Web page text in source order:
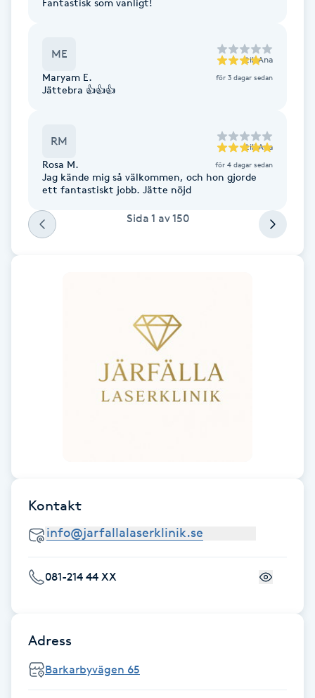
Katun fransar
Kemisk peeling
Klippning & Slingor
Klippning ungdom
Koppningsmassage
Kosmetisk tatuering
Kostrådgivning
ME till Ana
Maryam E. för 3 dagar sedan
Jättebra 👍👍👍
RM till Ana
Rosa M. för 4 dagar sedan
Jag kände mig så välkommen, och hon gjorde
ett fantastiskt jobb. Jätte nöjd
Sida 1 av150
Kontakt
081-214 44 XX
Adress
Barkarbyvägen 65